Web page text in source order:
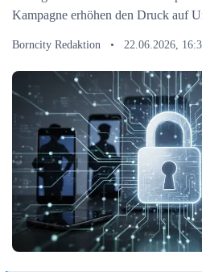
Kampagne erhöhen den Druck auf
Borncity Redaktion • 22.06.2026,